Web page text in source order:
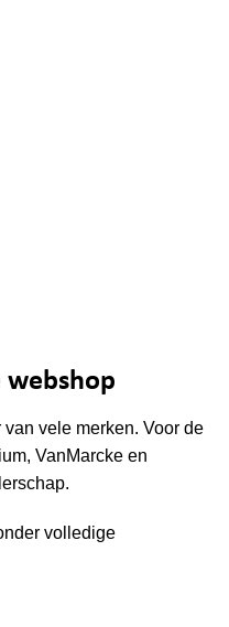
webshop
vele merken. Voor de
,VanMarcke en
volledige